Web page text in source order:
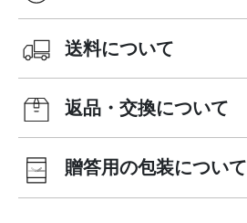
送料について
返品・交換について
贈答用の包装について